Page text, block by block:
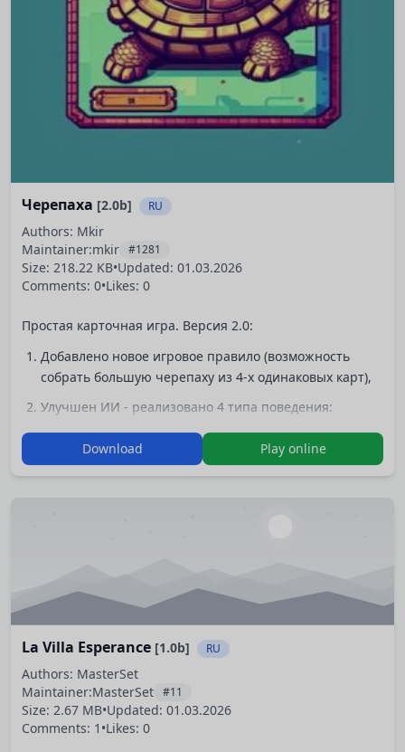
Черепаха [2.0b] RU
Authors: Mkir
Maintainer:mkir #1281
Size: 218.22 KB•Updated: 01.03.2026
Comments: 0•Likes: 0
Простая карточная игра. Версия 2.0:
Добавлено новое игровое правило (возможность
собрать большую черепаху из 4-х одинаковых карт),
Улучшен ИИ - реализовано 4 типа поведения:
вариант из доступных), агрессивный тип (выставляет
лисов при первой же возможности), экономный тип
Download Play online
La Villa Esperance [1.0b] RU
Authors: MasterSet
Maintainer:MasterSet #11
Size: 2.67 MB•Updated: 01.03.2026
Comments: 1 •Likes: 0